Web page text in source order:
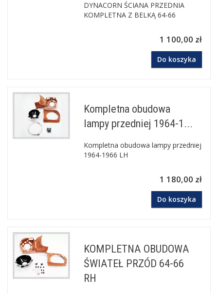
DYNACORN ŚCIANA PRZEDNIA
KOMPLETNA Z BELKĄ 64-66
1 100,00 zł
Do koszyka
Kompletna obudowa
lampy przedniej 1964-1...
Kompletna obudowa lampy przedniej
1964-1966 LH
1 180,00 zł
Do koszyka
KOMPLETNA OBUDOWA
ŚWIATEŁ PRZÓD 64-66
RH